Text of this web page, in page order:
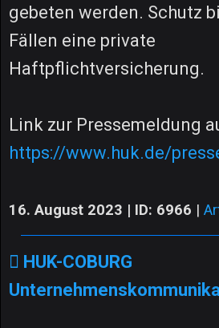
gebeten werden. Schutz
Fällen eine private
Haftpflichtversicherung.
Link zur Pressemeldung
https://www.huk.de/
16. August 2023 | ID: 6966 |
HUK-COBURG